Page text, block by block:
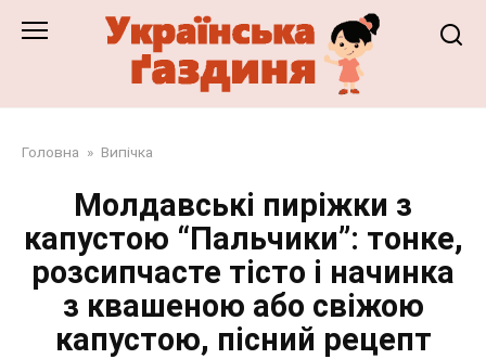
Головна » Випічка
Молдавські пиріжки з
капустою “Пальчики”: тонке,
розсипчасте тісто і начинка
з квашеною або свіжою
капустою, пісний рецепт